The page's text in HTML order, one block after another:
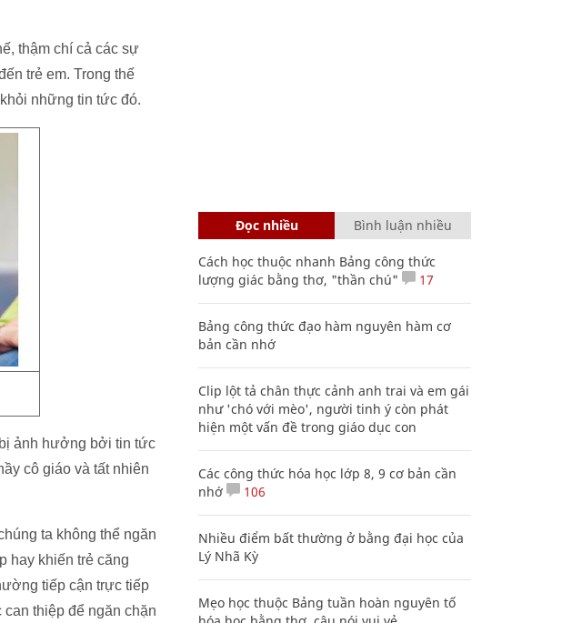
thậm chí cả các sự
trẻ em. Trong thế
những tin tức đó.
ảnh hưởng bởi tin tức
cô giáo và tất nhiên
ta không thể ngăn
hay khiến trẻ căng
tiếp cận trực tiếp
thiệp để ngăn chặn
Đọc nhiều Bình luận nhiều
Cách học thuộc nhanh Bảng công thức
lượng giác bằng thơ, "thần chú"
17
Bảng công thức đạo hàm nguyên hàm cơ
bản cần nhớ
Clip lột tả chân thực cảnh anh trai và em gái
như 'chó với mèo', người tinh ý còn phát
hiện một vấn đề trong giáo dục con
Các công thức hóa học lớp 8, 9 cơ bản cần
nhớ
106
Nhiều điểm bất thường ở bằng đại học của
Lý Nhã Kỳ
Mẹo học thuộc Bảng tuần hoàn nguyên tố